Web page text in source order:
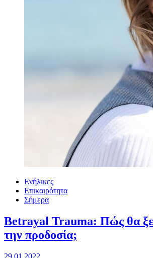
Ενήλικες
Επικαιρότητα
Σήμερα
Betrayal Trauma: Πώς θα
την προδοσία;
29.01.2022